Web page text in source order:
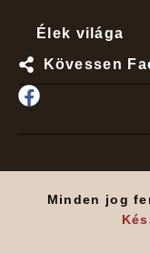
Élek világa
Kövessen
Minden jog